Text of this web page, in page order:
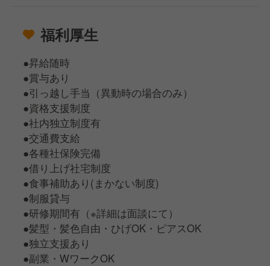
福利厚生
●昇給随時
●賞与あり
●引っ越し手当（異動時の場合のみ）
●資格支援制度
●社内独立制度有
●交通費支給
●各種社保険完備
●借り上げ社宅制度
●食事補助あり(まかない制度)
●制服貸与
●研修期間有（※詳細は面談にて）
●髪型・髪色自由・ひげOK・ピアスOK
●独立支援あり
●副業・WワークOK